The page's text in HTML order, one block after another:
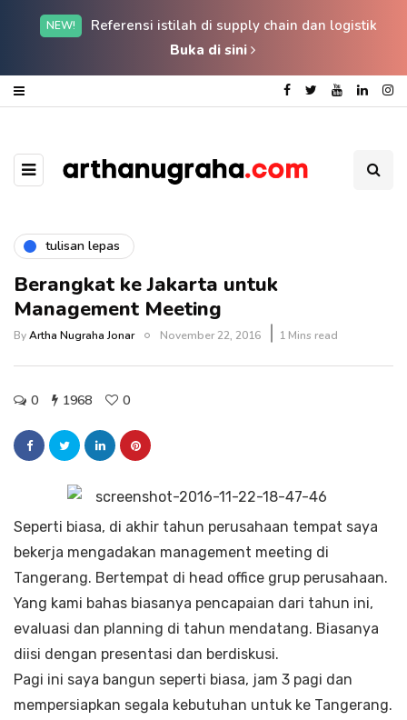
NEW!
Referensi istilah di supply chain dan logistik
Buka di sini
tulisan lepas
Berangkat ke Jakarta untuk
Management Meeting
ByArtha Nugraha Jonar November 22, 2016 1 Mins read
0 1968 0
Seperti biasa, di akhir tahun perusahaan tempat saya
bekerja mengadakan management meeting di
Tangerang. Bertempat di head office grup perusahaan.
Yang kami bahas biasanya pencapaian dari tahun ini,
evaluasi dan planning di tahun mendatang. Biasanya
diisi dengan presentasi dan berdiskusi.
Pagi ini saya bangun seperti biasa, jam 3 pagi dan
mempersiapkan segala kebutuhan untuk ke Tangerang.